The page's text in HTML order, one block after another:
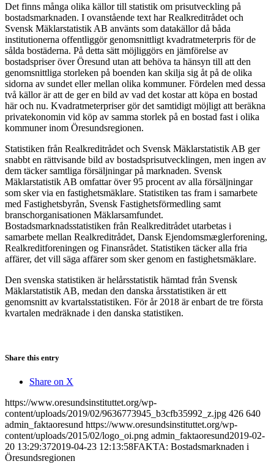
Det finns många olika källor till statistik om prisutveckling på
bostadsmarknaden. I ovanstående text har Realkreditrådet och
Svensk Mäklarstatistik AB använts som datakällor då båda
institutionerna offentliggör genomsnittligt kvadratmeterpris för de
sålda bostäderna. På detta sätt möjliggörs en jämförelse av
bostadspriser över Öresund utan att behöva ta hänsyn till att den
genomsnittliga storleken på boenden kan skilja sig åt på de olika
sidorna av sundet eller mellan olika kommuner. Fördelen med dessa
två källor är att de ger en bild av vad det kostar att köpa en bostad
här och nu. Kvadratmeterpriser gör det samtidigt möjligt att beräkna
privatekonomin vid köp av samma storlek på en bostad fast i olika
kommuner inom Öresundsregionen.
Statistiken från Realkreditrådet och Svensk Mäklarstatistik AB ger
snabbt en rättvisande bild av bostadsprisutvecklingen, men ingen av
dem täcker samtliga försäljningar på marknaden. Svensk
Mäklarstatistik AB omfattar över 95 procent av alla försäljningar
som sker via en fastighetsmäklare. Statistiken tas fram i samarbete
med Fastighetsbyrån, Svensk Fastighetsförmedling samt
branschorganisationen Mäklarsamfundet.
Bostadsmarknadsstatistiken från Realkreditrådet utarbetas i
samarbete mellan Realkreditrådet, Dansk Ejendomsmæglerforening,
Realkreditforeningen og Finansrådet. Statistiken täcker alla fria
affärer, det vill säga affärer som sker genom en fastighetsmäklare.
Den svenska statistiken är helårsstatistik hämtad från Svensk
Mäklarstatistik AB, medan den danska årsstatistiken är ett
genomsnitt av kvartalsstatistiken. För år 2018 är enbart de tre första
kvartalen medräknade i den danska statistiken.
Share this entry
Share on X
https://www.oresundsinstituttet.org/wp-
content/uploads/2019/02/9636773945_b3cfb35992_z.jpg 426 640
admin_faktaoresund https://www.oresundsinstituttet.org/wp-
content/uploads/2015/02/logo_oi.png admin_faktaoresund2019-02-
20 13:29:372019-04-23 12:13:58FAKTA: Bostadsmarknaden i
Öresundsregionen